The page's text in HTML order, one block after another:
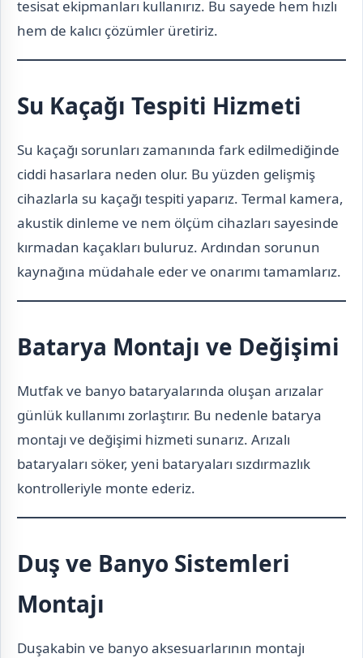
tesisat ekipmanları kullanırız. Bu sayede hem hızlı
hem de kalıcı çözümler üretiriz.
Su Kaçağı Tespiti Hizmeti
Su kaçağı sorunları zamanında fark edilmediğinde
ciddi hasarlara neden olur. Bu yüzden gelişmiş
cihazlarla su kaçağı tespiti yaparız. Termal kamera,
akustik dinleme ve nem ölçüm cihazları sayesinde
kırmadan kaçakları buluruz. Ardından sorunun
kaynağına müdahale eder ve onarımı tamamlarız.
Batarya Montajı ve Değişimi
Mutfak ve banyo bataryalarında oluşan arızalar
günlük kullanımı zorlaştırır. Bu nedenle batarya
montajı ve değişimi hizmeti sunarız. Arızalı
bataryaları söker, yeni bataryaları sızdırmazlık
kontrolleriyle monte ederiz.
Duş ve Banyo Sistemleri
Montajı
Duşakabin ve banyo aksesuarlarının montajı